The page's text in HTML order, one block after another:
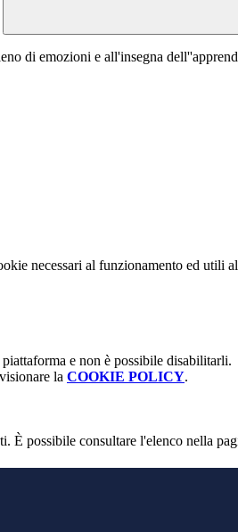
di emozioni e all'insegna
necessari al funzionamento ed utili
e non è possibile disabilitarli.
la COOKIE POLICY.
È possibile consultare l'elenco nella